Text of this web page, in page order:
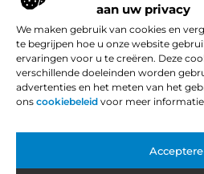
aan uw privacy
We maken gebruik van cookies en
te begrijpen hoe u onze website
ervaringen voor u te creëren. Deze
verschillende doeleinden worden
advertenties en het meten van het
ons cookiebeleid voor meer
Ontdek een breed scala aan blogs
leven verrijken, van handige
Bericht categorie
Onze informatie